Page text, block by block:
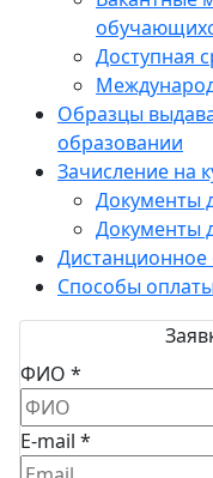
Доступная
Образцы
образовании
Зачисление на
Документы
Документы
Дистанционное
Способы оплаты
ФИО *
E-mail *